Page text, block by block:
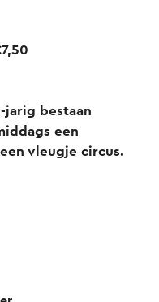
jarig bestaan
een
vleugje circus.